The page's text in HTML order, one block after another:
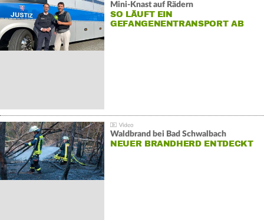
Mini-Knast auf Rädern
SO LÄUFT EIN
GEFANGENENTRANSPORT AB
Waldbrand bei Bad Schwalbach
NEUER BRANDHERD ENTDECKT